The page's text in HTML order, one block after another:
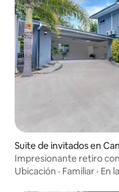
Suite de invitados en
Impresionante retiro
Ubicación · Familiar · En